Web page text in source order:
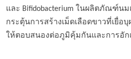
และ Bifidobacterium ในผลิตภัณฑ์นม
กระตุ้นการสร้างเม็ดเลือดขาวที่เยื่อ
ให้ตอบสนองต่อภูมิคุ้มกันและการอัก